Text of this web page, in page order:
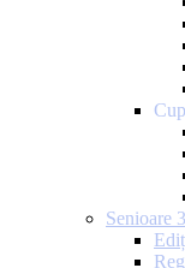
Senioare